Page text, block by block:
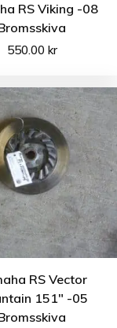
RS Viking -08
550.00 kr
RS Vector
151″ -05